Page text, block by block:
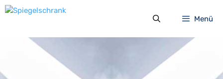
Zum
Menü